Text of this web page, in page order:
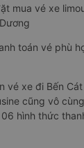
mua vé xe
toán vé phù
vé xe đi Bến
cũng vô
hình thức